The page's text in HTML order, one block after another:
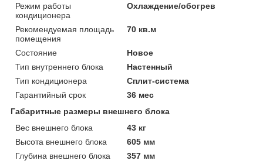
Режим работы
кондиционера
Охлаждение/обогрев
Рекомендуемая площадь
помещения
70 кв.м
Состояние
Новое
Тип внутреннего блока
Настенный
Тип кондиционера
Сплит-система
Гарантийный срок
36 мес
Габаритные размеры внешнего блока
Вес внешнего блока
43 кг
Высота внешнего блока
605 мм
Глубина внешнего блока
357 мм